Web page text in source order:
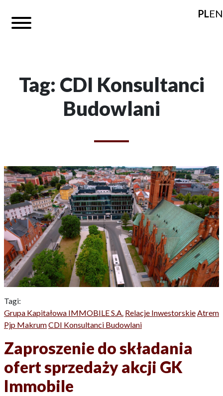
PLEN
Tag: CDI Konsultanci
Budowlani
Tagi:
Grupa Kapitałowa IMMOBILE S.A. Relacje InwestorskieAtrem
Pjp MakrumCDI Konsultanci Budowlani
Zaproszenie do składania
ofert sprzedaży akcji GK
Immobile